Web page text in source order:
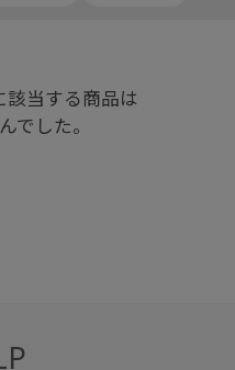
該当する商品は
でした。